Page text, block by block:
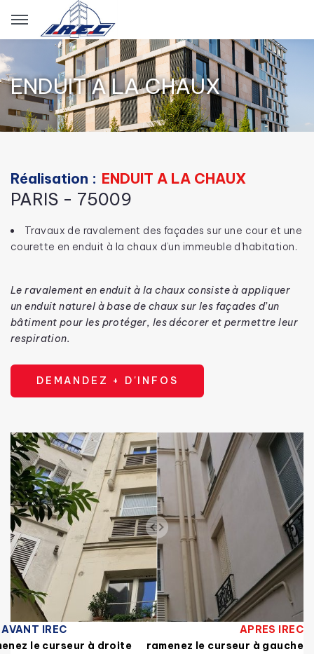
Panneau de gestion des cookies
ENDUIT A LA CHAUX
Réalisation : ENDUIT A LA CHAUX
PARIS - 75009
Travaux de ravalement des façades sur une cour et une
courette en enduit à la chaux d’un immeuble d’habitation.
Le ravalement en enduit à la chaux consiste à appliquer
un enduit naturel à base de chaux sur les façades d’un
bâtiment pour les protéger, les décorer et permettre leur
respiration.
DEMANDEZ + D'INFOS
AVANT IREC
APRES IREC
le curseur à droite
ramenez le curseur à gauche